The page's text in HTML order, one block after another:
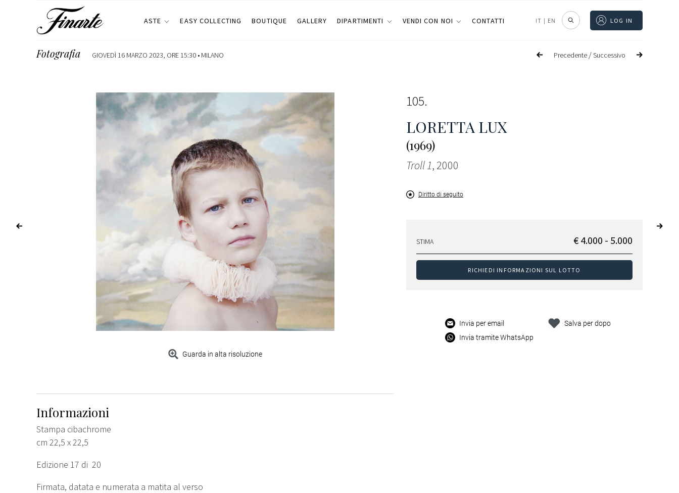
ASTE EASY COLLECTING BOUTIQUE GALLERY DIPARTIMENTI VENDI CON NOI CONTATTI IT | EN LOG IN
Precedente /Successivo
Fotografia GIOVEDÌ 16 MARZO 2023, ORE 15:30 • MILANO
Guarda in alta risoluzione
105
LORETTA LUX
(1969)
Troll 1, 2000
Diritto di seguito
STIMA € 4.000 - 5.000
RICHIEDI INFORMAZIONI SUL LOTTO
Invia per email
Invia tramite WhatsApp
Salva per dopo
Informazioni
Stampa cibachrome
cm 22,5 x 22,5
Edizione 17 di 20
Firmata, datata e numerata a matita al verso